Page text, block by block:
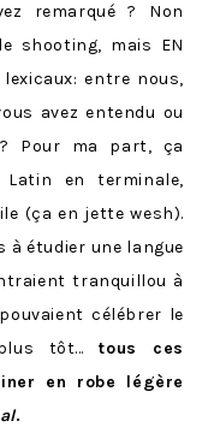
remarqué ? Non
shooting, mais EN
lexicaux: entre nous,
avez entendu ou
Pour ma part, ça
en terminale,
(ça en jette wesh).
à étudier une langue
tranquillou à
célébrer le
plus tôt…tous ces
en robe légère
.